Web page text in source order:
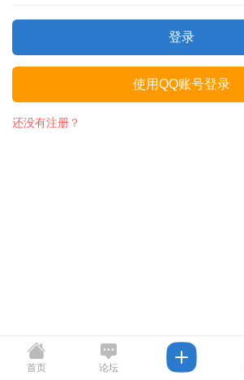
登录
使用QQ账号登录
还没有注册？
首页 论坛